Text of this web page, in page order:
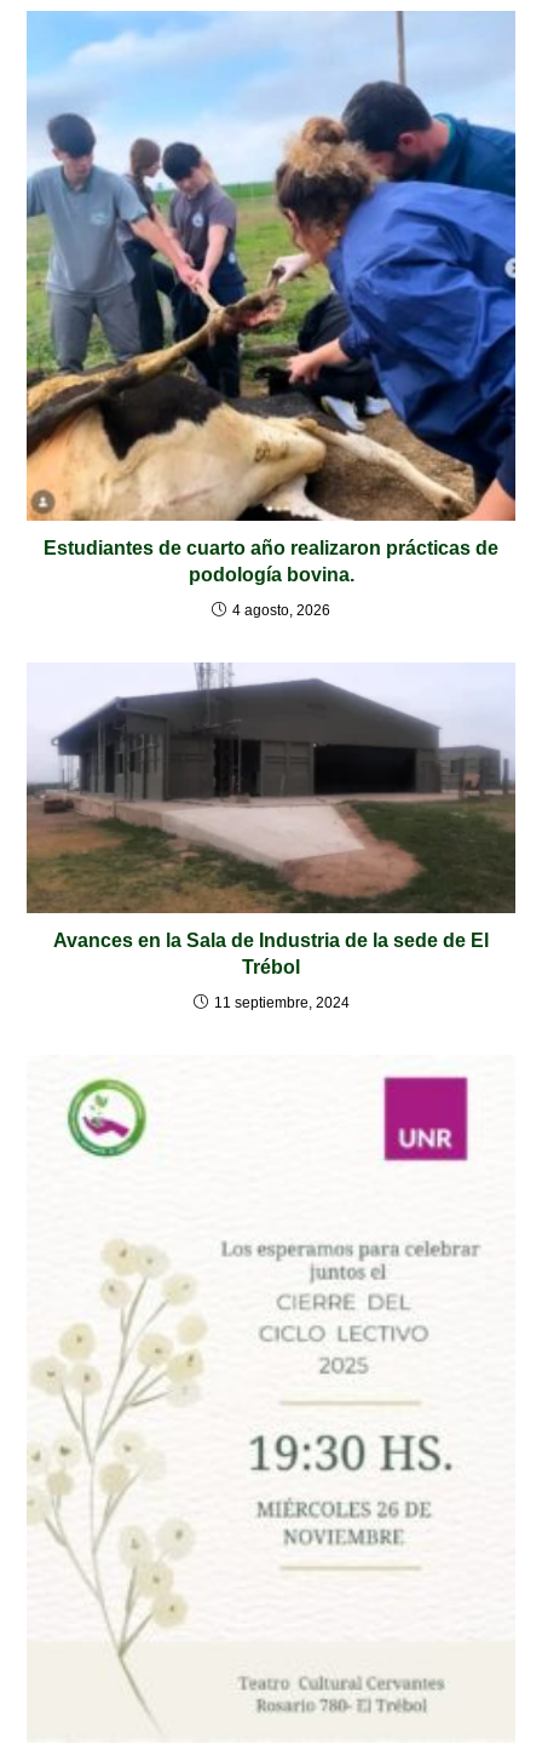
Estudiantes de cuarto año realizaron prácticas de
podología bovina.
4 agosto, 2026
Avances en la Sala de Industria de la sede de El
Trébol
11 septiembre, 2024